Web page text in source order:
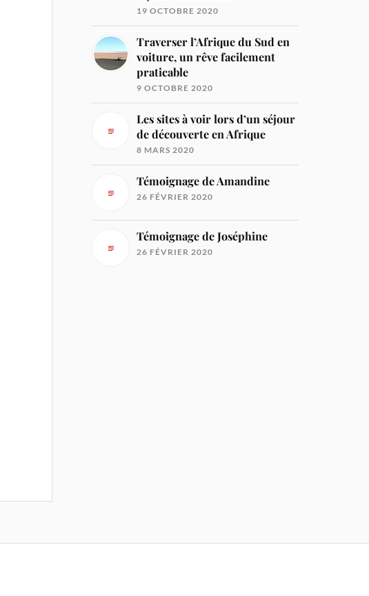
19 OCTOBRE 2020
Traverser l’Afrique du Sud en
voiture, un rêve facilement
praticable
9 OCTOBRE 2020
Les sites à voir lors d’un séjour
de découverte en Afrique
8 MARS 2020
Témoignage de Amandine
26 FÉVRIER 2020
Témoignage de Joséphine
26 FÉVRIER 2020